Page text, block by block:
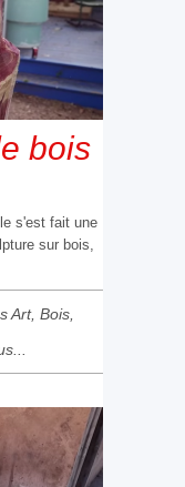
bois
s'est fait une
sur bois,
Art, Bois